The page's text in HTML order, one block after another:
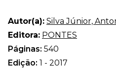
Autor(a): Silva Júnior,
Editora: PONTES
Páginas: 540
Edição: 1 - 2017